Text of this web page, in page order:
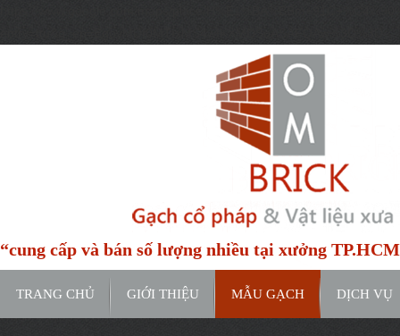
“cung cấp và bán số lượng nhiều tại xưởng
TRANG CHỦ GIỚI THIỆU MẪU GẠCH DỊCH VỤ